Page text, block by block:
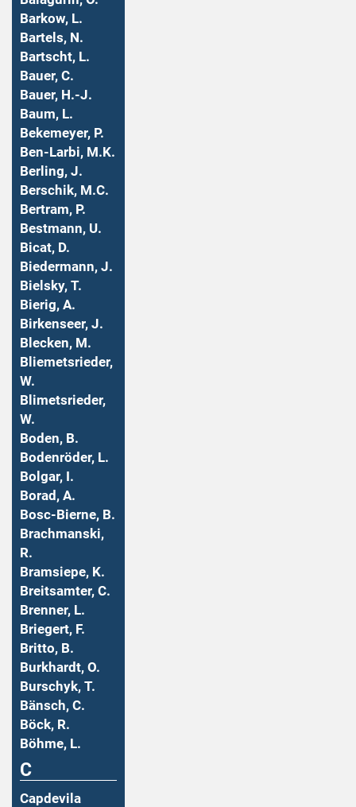
Barkow, L.
Bartels, N.
Bartscht, L.
Bauer, C.
Bauer, H.-J.
Baum, L.
Bekemeyer, P.
Ben-Larbi, M.K.
Berling, J.
Berschik, M.C.
Bertram, P.
Bestmann, U.
Bicat, D.
Biedermann, J.
Bielsky, T.
Bierig, A.
Birkenseer, J.
Blecken, M.
Bliemetsrieder,
W.
Blimetsrieder,
W.
Boden, B.
Bodenröder, L.
Bolgar, I.
Borad, A.
Bosc-Bierne, B.
Brachmanski,
R.
Bramsiepe, K.
Breitsamter, C.
Brenner, L.
Briegert, F.
Britto, B.
Burkhardt, O.
Burschyk, T.
Bänsch, C.
Böck, R.
Böhme, L.
C
Capdevila